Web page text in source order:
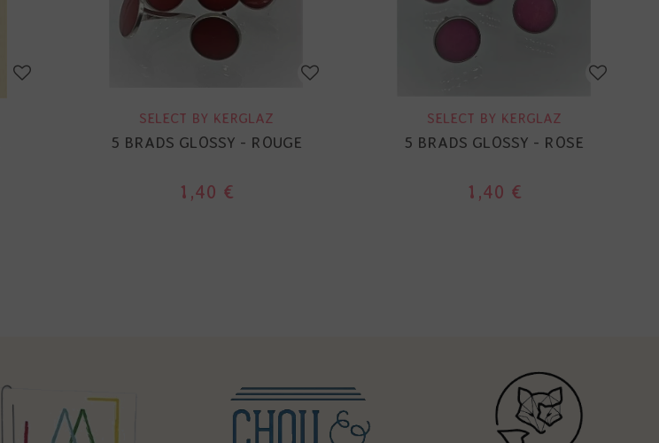
SELECT BY KERGLAZ
5 BRADS GLOSSY - ROUGE
1,40 €
SELECT BY KERGLAZ
5 BRADS GLOSSY - ROSE
1,40 €